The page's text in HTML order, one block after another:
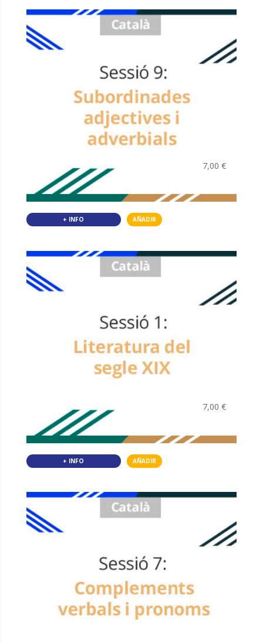
7,00€
+ INFO AÑADIR
7,00€
+ INFO AÑADIR